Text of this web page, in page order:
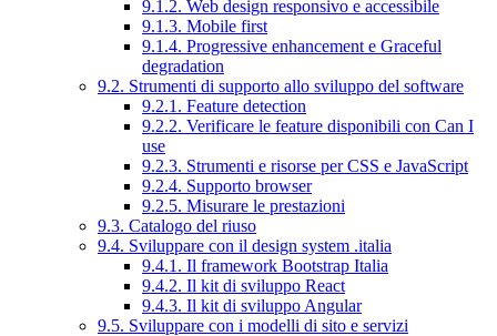
9.1.2. Web design responsivo e accessibile
9.1.3. Mobile first
9.1.4. Progressive enhancement e Graceful
degradation
9.2. Strumenti di supporto allo sviluppo del software
9.2.1. Feature detection
9.2.2. Verificare le feature disponibili con Can I
use
9.2.3. Strumenti e risorse per CSS e JavaScript
9.2.4. Supporto browser
9.2.5. Misurare le prestazioni
9.3. Catalogo del riuso
9.4. Sviluppare con il design system .italia
9.4.1. Il framework Bootstrap Italia
9.4.2. Il kit di sviluppo React
9.4.3. Il kit di sviluppo Angular
9.5. Sviluppare con i modelli di sito e servizi